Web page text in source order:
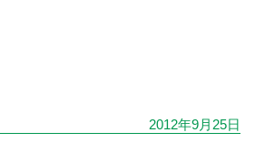
2012年9月25日